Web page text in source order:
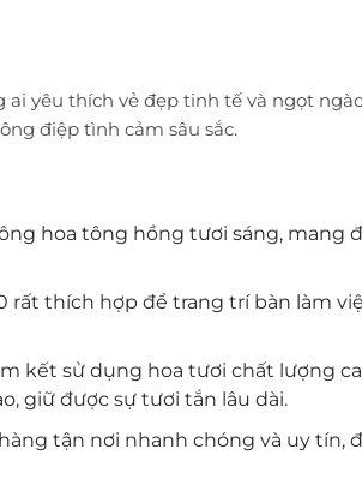
ai yêu thích vẻ đẹp tinh tế và ngọt
điệp tình cảm sâu sắc.
hoa tông hồng tươi sáng,
rất thích hợp để trang trí bàn làm
kết sử dụng hoa tươi chất lượng
giữ được sự tươi tắn lâu dài.
tận nơi nhanh chóng và uy tín,